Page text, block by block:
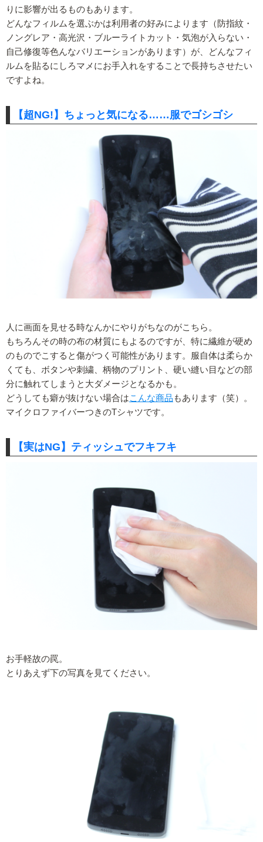
りに影響が出るものもあります。
どんなフィルムを選ぶかは利用者の好みによります（防指紋・
ノングレア・高光沢・ブルーライトカット・気泡が入らない・
自己修復等色んなバリエーションがあります）が、どんなフィ
ルムを貼るにしろマメにお手入れをすることで長持ちさせたい
ですよね。
【超NG!】ちょっと気になる……服でゴシゴシ
人に画面を見せる時なんかにやりがちなのがこちら。
もちろんその時の布の材質にもよるのですが、特に繊維が硬め
のものでこすると傷がつく可能性があります。服自体は柔らか
くても、ボタンや刺繍、柄物のプリント、硬い縫い目などの部
分に触れてしまうと大ダメージとなるかも。
どうしても癖が抜けない場合はこんな商品 もあります（笑）。
マイクロファイバーつきのTシャツです。
【実はNG】ティッシュでフキフキ
お手軽故の罠。
とりあえず下の写真を見てください。